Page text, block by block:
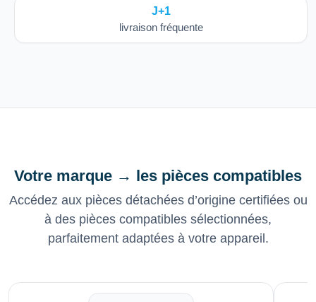
J+1
livraison fréquente
Votre marque → les pièces compatibles
Accédez aux pièces détachées d’origine certifiées ou
à des pièces compatibles sélectionnées,
parfaitement adaptées à votre appareil.